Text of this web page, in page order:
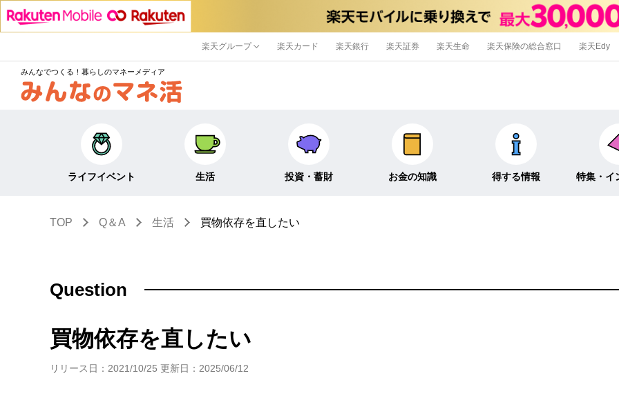
楽天グループ 楽天カード 楽天銀行 楽天証券 楽天生命 楽天保険の総合窓口 楽天Edy
みんなでつくる！暮らしのマネーメディア
ライフイベント
キャリア・働き方
生活・住まい
生活
キャッシュレス
健康・身体・保険
投資・蓄財
株式・投資信託
お金の知識 得する情報 特集・イ
TOP Q＆A 生活 買物依存を直したい
Question
買物依存を直したい
リリース日：2021/10/25 更新日：2025/06/12